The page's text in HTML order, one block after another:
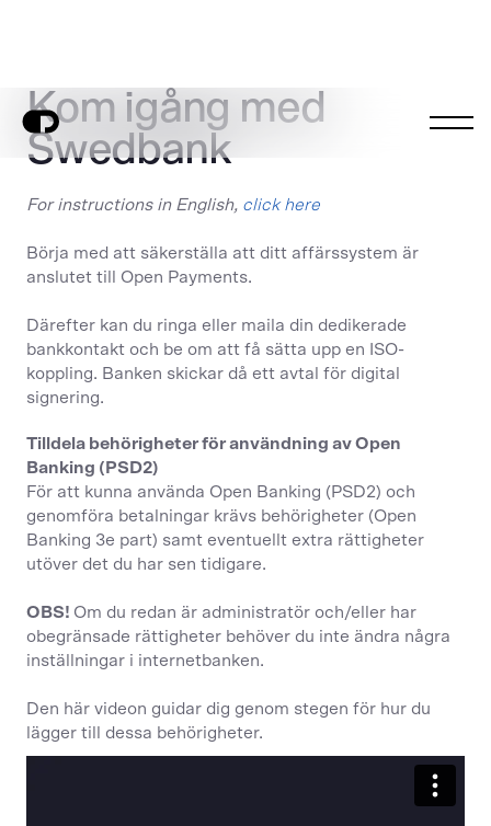
Kom igång med
Swedbank
For instructions in English, click here
Börja med att säkerställa att ditt affärssystem är
anslutet till Open Payments.
Därefter kan du ringa eller maila din dedikerade
bankkontakt och be om att få sätta upp en ISO-
koppling. Banken skickar då ett avtal för digital
signering.
Tilldela behörigheter för användning av Open
Banking (PSD2)
För att kunna använda Open Banking (PSD2) och
genomföra betalningar krävs behörigheter (Open
Banking 3e part) samt eventuellt extra rättigheter
utöver det du har sen tidigare.
OBS! Om du redan är administratör och/eller har
obegränsade rättigheter behöver du inte ändra några
inställningar i internetbanken.
Den här videon guidar dig genom stegen för hur du
lägger till dessa behörigheter.